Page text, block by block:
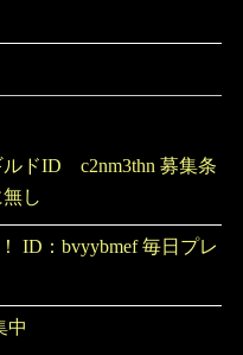
募集条
し
ID：bvyybmef 毎日プレ
中